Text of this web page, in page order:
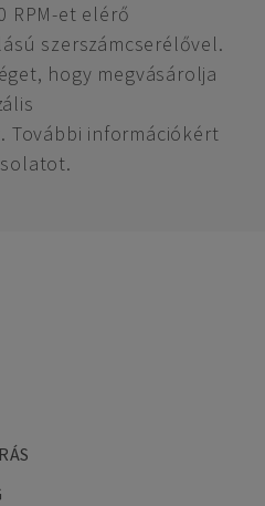
RPM-et elérő
szerszámcserélővel.
hogy megvásárolja
További információkért